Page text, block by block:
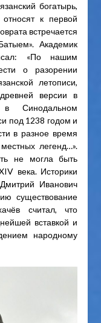
богатырь,
к первой
встречается
Академик
«По нашим
о разорении
летописи,
версии в
Синодальном
под 1238 годом и
в разное время
легенд…».
не могла быть
века. Историки
Иванович
существование
считал, что
вставкой и
народному